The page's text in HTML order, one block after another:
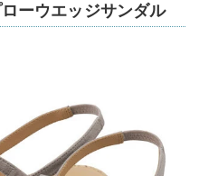
ーウエッジサンダル